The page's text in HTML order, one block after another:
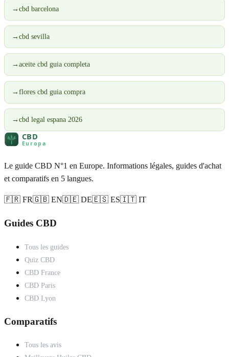
→ cbd barcelona
→ cbd sevilla
→ aceite cbd guia completa
→ flores cbd guia compra
→ cbd legal espana 2026
Le guide CBD N°1 en Europe. Informations légales, guides d'achat
et comparatifs en 5 langues.
🇫🇷 FR🇬🇧 EN🇩🇪 DE🇪🇸 ES🇮🇹 IT
Guides CBD
Tous les guides
Quiz CBD
CBD France
CBD Paris
CBD Lyon
Comparatifs
Tous les avis